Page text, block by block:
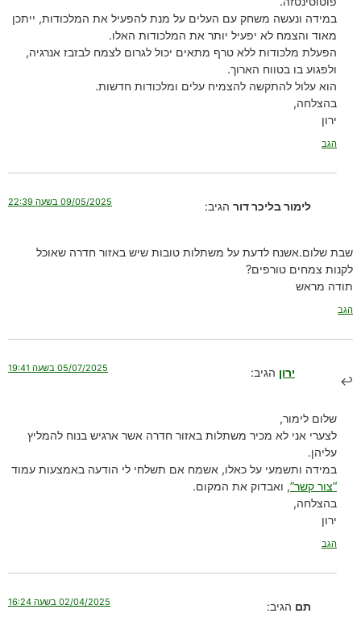
במידה ונעשה משחק עם העלים על מנת להפעיל את המלכודות, ייתכן
מאוד והצמח לא יפעיל יותר את המלכודות האלו.
הפעלת מלכודות ללא טרף מתאים יכול לגרום לצמח לבזבז אנרגיה,
ולפגוע בו בטווח הארוך.
הוא עלול להתקשה להצמיח עלים ומלכודות חדשות.
בהצלחה,
ירון
הגב
לימור בליכר דור הגיב: 09/05/2025 בשעה 22:39
שבת שלום.אשנח לדעת על משתלות טובות שיש באזור חדרה שאוכל
לקנות צמחים טורפים?
תודה מראש
הגב
ירון הגיב: 05/07/2025 בשעה 19:41
שלום לימור,
לצערי אני לא מכיר משתלות באזור חדרה אשר ארגיש בנוח להמליץ
עליהן.
במידה ותשמעי על כאלו, אשמח אם תשלחי לי הודעה באמצעות עמוד
“צור קשר”, ואבדוק את המקום.
בהצלחה,
ירון
הגב
תם הגיב: 02/04/2025 בשעה 16:24